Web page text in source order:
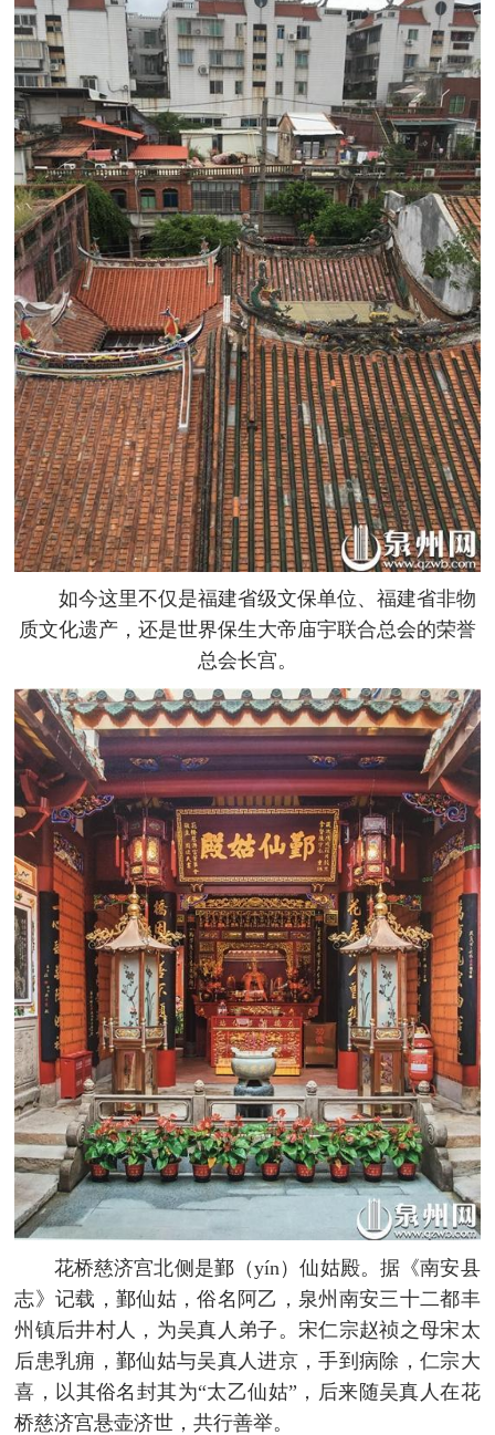
如今这里不仅是福建省级文保单位、福建省非物
质文化遗产，还是世界保生大帝庙宇联合总会的荣誉
总会长宫。
花桥慈济宫北侧是鄞（yín）仙姑殿。据《南安县
志》记载，鄞仙姑，俗名阿乙，泉州南安三十二都丰
州镇后井村人，为吴真人弟子。宋仁宗赵祯之母宋太
后患乳痈，鄞仙姑与吴真人进京，手到病除，仁宗大
喜，以其俗名封其为“太乙仙姑”，后来随吴真人在花
桥慈济宫悬壶济世，共行善举。